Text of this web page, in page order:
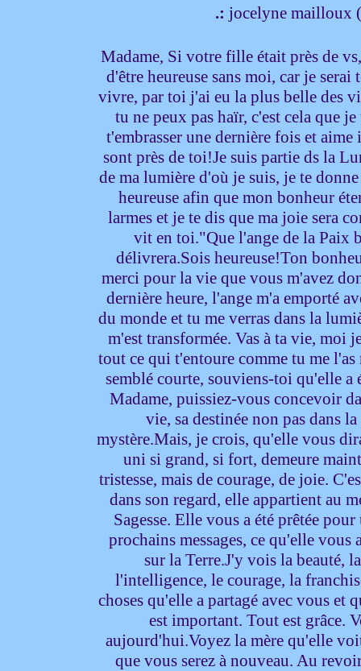
.: jocelyne mailloux (
Madame, Si votre fille était près de
d'être heureuse sans moi, car je
vivre, par toi j'ai eu la plus belle des
tu ne peux pas haïr, c'est cela que
t'embrasser une dernière fois et
sont près de toi!Je suis partie ds la
de ma lumière d'où je suis, je te
heureuse afin que mon bonheur
larmes et je te dis que ma joie sera
vit en toi."Que l'ange de la Paix
délivrera.Sois heureuse!Ton
merci pour la vie que vous m'avez
dernière heure, l'ange m'a emporté
du monde et tu me verras dans la
m'est transformée. Vas à ta vie, moi
tout ce qui t'entoure comme tu me
semblé courte, souviens-toi qu'elle a
Madame, puissiez-vous concevoir
vie, sa destinée non pas dans
mystère.Mais, je crois, qu'elle vous
uni si grand, si fort, demeure
tristesse, mais de courage, de joie.
dans son regard, elle appartient au
Sagesse. Elle vous a été prêtée
prochains messages, ce qu'elle vous
sur la Terre.J'y vois la beauté,
l'intelligence, le courage, la
choses qu'elle a partagé avec vous et
est important. Tout est grâce.
aujourd'hui.Voyez la mère qu'elle
que vous serez à nouveau. Au